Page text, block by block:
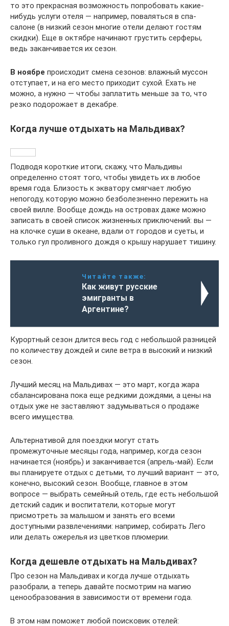
то это прекрасная возможность попробовать какие-
нибудь услуги отеля — например, поваляться в спа-
салоне (в низкий сезон многие отели делают гостям
скидки). Еще в октябре начинают грустить серферы,
ведь заканчивается их сезон.
В ноябре происходит смена сезонов: влажный муссон
отступает, и на его место приходит сухой. Ехать не
можно, а нужно — чтобы заплатить меньше за то, что
резко подорожает в декабре.
Когда лучше отдыхать на Мальдивах?
Подводя короткие итоги, скажу, что Мальдивы
определенно стоят того, чтобы увидеть их в любое
время года. Близость к экватору смягчает любую
непогоду, которую можно безболезненно пережить на
своей вилле. Вообще дождь на островах даже можно
записать в своей список жизненных приключений: вы —
на клочке суши в океане, вдали от городов и суеты, и
только гул проливного дождя о крышу нарушает тишину.
Читайте также:
Как живут русские
эмигранты в
Аргентине?
Курортный сезон длится весь год с небольшой разницей
по количеству дождей и силе ветра в высокий и низкий
сезон.
Лучший месяц на Мальдивах — это март, когда жара
сбалансирована пока еще редкими дождями, а цены на
отдых уже не заставляют задумываться о продаже
всего имущества.
Альтернативой для поездки могут стать
промежуточные месяцы года, например, когда сезон
начинается (ноябрь) и заканчивается (апрель-май). Если
вы планируете отдых с детьми, то лучший вариант — это,
конечно, высокий сезон. Вообще, главное в этом
вопросе — выбрать семейный отель, где есть небольшой
детский садик и воспитатели, которые могут
присмотреть за малышом и занять его всеми
доступными развлечениями: например, собирать Лего
или делать ожерелья из цветков плюмерии.
Когда дешевле отдыхать на Мальдивах?
Про сезон на Мальдивах и когда лучше отдыхать
разобрали, а теперь давайте посмотрим на магию
ценообразования в зависимости от времени года.
В этом нам поможет любой поисковик отелей: